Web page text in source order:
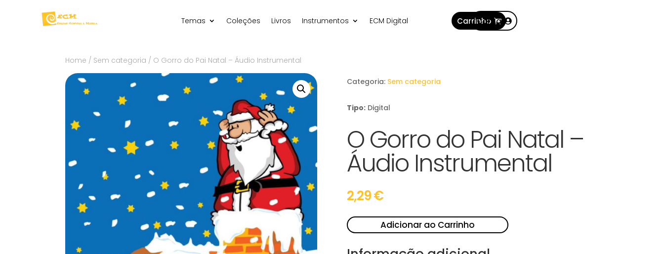
Temas Coleções Livros Instrumentos ECM Digital Carrinho
Conta
Home / Sem categoria / O Gorro do Pai Natal – Áudio Instrumental
Categoria: Sem categoria
Tipo: Digital
O Gorro do Pai Natal –
Áudio Instrumental
2,29€
Adicionar ao Carrinho